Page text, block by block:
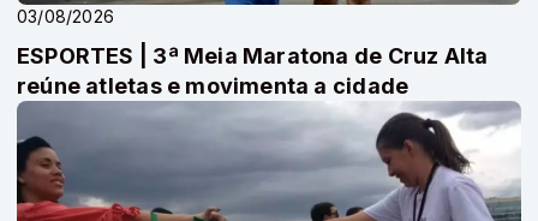
03/08/2026
ESPORTES | 3ª Meia Maratona de Cruz Alta
reúne atletas e movimenta a cidade